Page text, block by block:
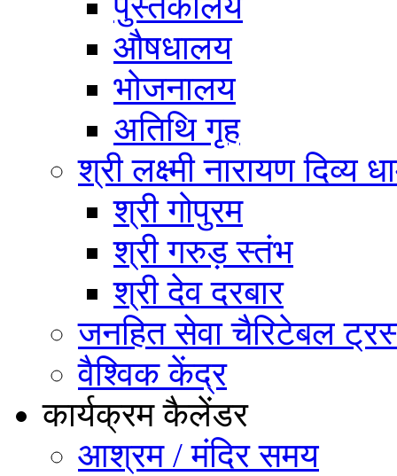
औषधालय
भोजनालय
अतिथि गृह
श्री लक्ष्मी नारायण दिव्य
श्री गोपुरम
श्री गरुड़ स्तंभ
श्री देव दरबार
जनहित सेवा चैरिटेबल
वैश्विक केंद्र
कार्यक्रम कैलेंडर
आश्रम / मंदिर समय